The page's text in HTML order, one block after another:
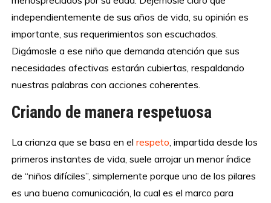
independientemente de sus años de vida, su opinión es
importante, sus requerimientos son escuchados.
Digámosle a ese niño que demanda atención que sus
necesidades afectivas estarán cubiertas, respaldando
nuestras palabras con acciones coherentes.
Criando de manera respetuosa
La crianza que se basa en elrespeto, impartida desde los
primeros instantes de vida, suele arrojar un menor índice
de “niños difíciles”, simplemente porque uno de los pilares
es una buena comunicación, la cual es el marco para